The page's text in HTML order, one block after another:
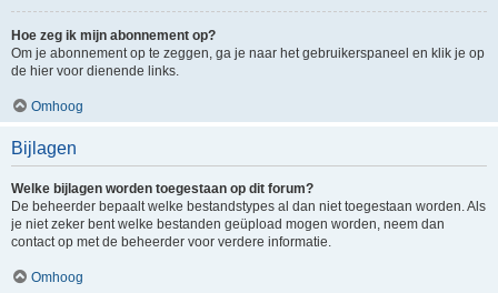
Hoe zeg ik mijn abonnement op?
Om je abonnement op te zeggen, ga je naar het gebruikerspaneel en klik je op
de hier voor dienende links.
Omhoog
Bijlagen
Welke bijlagen worden toegestaan op dit forum?
De beheerder bepaalt welke bestandstypes al dan niet toegestaan worden. Als
je niet zeker bent welke bestanden geüpload mogen worden, neem dan
contact op met de beheerder voor verdere informatie.
Omhoog